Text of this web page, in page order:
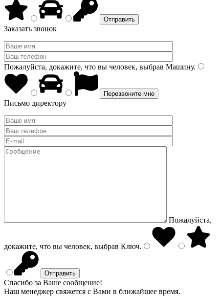
Заказать звонок
Пожалуйста, докажите, что вы человек, выбрав Машину.
Письмо директору
Пожалуйста,
докажите, что вы человек, выбрав Ключ.
Спасибо за Ваше сообщение!
Наш менеджер свяжется с Вами в ближайшее время.